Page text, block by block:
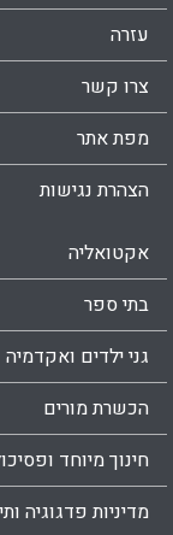
עזרה
צרו קשר
מפת אתר
הצהרת נגישות
אקטואליה
בתי ספר
גני ילדים ואקדמיה
הכשרת מורים
חינוך מיוחד
מדיניות פדגוגיה